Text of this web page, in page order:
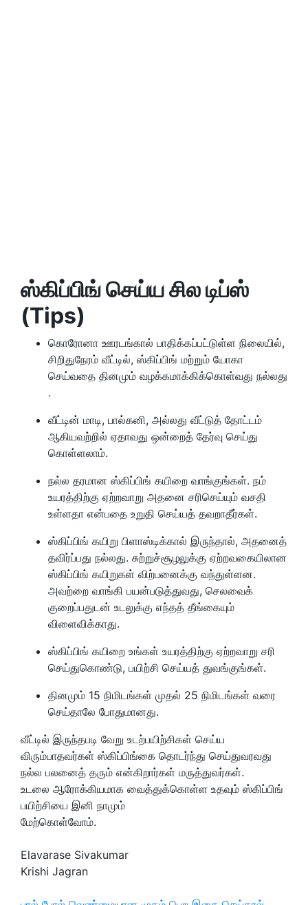
ஸ்கிப்பிங் செய்ய சில டிப்ஸ்
(Tips)
கொரோனா ஊரடங்கால் பாதிக்கப்பட்டுள்ள நிலையில்,
சிறிதுநேரம் வீட்டில், ஸ்கிப்பிங் மற்றும் யோகா
செய்வதை தினமும் வழக்கமாக்கிக்கொள்வது நல்லது
.
வீட்டின் மாடி, பால்கனி, அல்லது வீட்டுத் தோட்டம்
ஆகியவற்றில் ஏதாவது ஒன்றைத் தேர்வு செய்து
கொள்ளலாம்.
நல்ல தரமான ஸ்கிப்பிங் கயிறை வாங்குங்கள். நம்
உயரத்திற்கு ஏற்றவாறு அதனை சரிசெய்யும் வசதி
உள்ளதா என்பதை உறுதி செய்யத் தவறாதீர்கள்.
ஸ்கிப்பிங் கயிறு பிளாஸ்டிக்கால் இருந்தால், அதனைத்
தவிர்ப்பது நல்லது. சுற்றுச்சூழலுக்கு ஏற்றவகையிலான
ஸ்கிப்பிங் கயிறுகள் விற்பனைக்கு வந்துள்ளன.
அவற்றை வாங்கி பயன்படுத்துவது, செலவைக்
குறைப்பதுடன் உடலுக்கு எந்தத் தீங்கையும்
விளைவிக்காது.
ஸ்கிப்பிங் கயிறை உங்கள் உயரத்திற்கு ஏற்றவாறு சரி
செய்துகொண்டு, பயிற்சி செய்யத் துவங்குங்கள்.
தினமும் 15 நிமிடங்கள் முதல் 25 நிமிடங்கள் வரை
செய்தாலே போதுமானது.
வீட்டில் இருந்தபடி வேறு உடற்பயிற்சிகள் செய்ய
விரும்பாதவர்கள் ஸ்கிப்பிங்கை தொடர்ந்து செய்துவரவது
நல்ல பலனைத் தரும் என்கிறார்கள் மருத்துவர்கள்.
உடலை ஆரோக்கியமாக வைத்துக்கொள்ள உதவும் ஸ்கிப்பிங்
பயிற்சியை இனி நாமும்
மேற்கொள்வோம்.
Elavarase Sivakumar
Krishi Jagran